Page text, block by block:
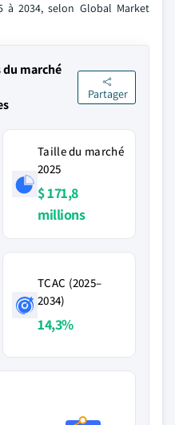
à 2034, selon Global Market
marché
Partager
Taille du marché
2025
$ 171,8
millions
TCAC (2025–
2034)
14,3%